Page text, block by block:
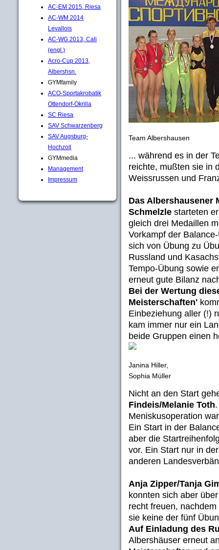
AC-EM 2015, Riesa
AC-WM 2014
Levallois
AC-WG 2013, Cali
(engl.)
Acro-Cup 2013,
Albershsn.
GYMfamily
ACO-Sportakrobatik
Ottendorf-Okrilla
SC Riesa
SAV Schwarzenberg
SAV Augsburg-
Hochzoll
GYMmedia
Management
Impressum
Team Albershausen
... während es in der
reichte, mußten sie in
Weissrussen und
Das Albershausener
Schmelzle starteten
gleich drei Medaillen
Vorkampf der
sich von Übung zu
Russland und
Tempo-Übung sowie
erneut gute Bilanz
Bei der Wertung
Meisterschaften'
Einbeziehung aller (!)
kam immer nur ein
beide Gruppen einen
Janina Hiller,
Sophia Müller
Nicht an den Start
Findeis/Melanie Toth
Meniskusoperation
Ein Start in der
aber die
vor. Ein Start nur in
anderen
Anja Zipper/Tanja
konnten sich aber
recht freuen,
sie keine der fünf
Auf Einladung des
Albershäuser erneut